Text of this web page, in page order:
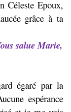
Céleste Epoux,
grâce à ta
salue Marie,
égaré par la
espérance